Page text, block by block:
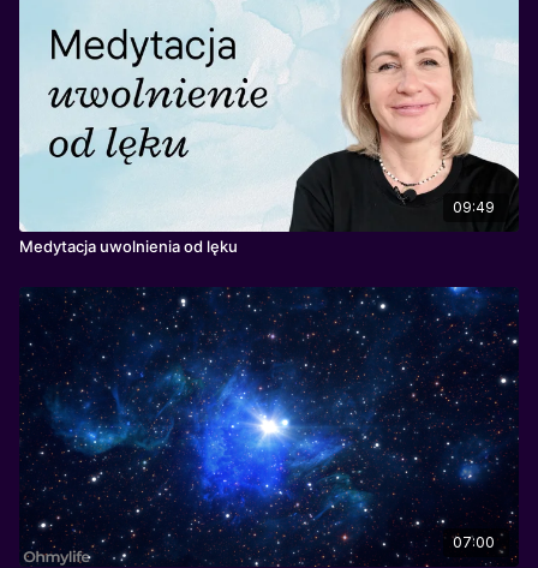
09:49
Medytacja uwolnienia od lęku
07:00